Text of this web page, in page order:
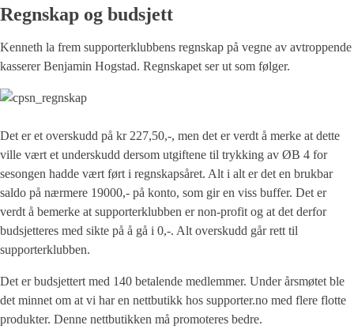
Regnskap og budsjett
Kenneth la frem supporterklubbens regnskap på vegne av avtroppende
kasserer Benjamin Hogstad. Regnskapet ser ut som følger.
Det er et overskudd på kr 227,50,-, men det er verdt å merke at dette
ville vært et underskudd dersom utgiftene til trykking av ØB 4 for
sesongen hadde vært ført i regnskapsåret. Alt i alt er det en brukbar
saldo på nærmere 19000,- på konto, som gir en viss buffer. Det er
verdt å bemerke at supporterklubben er non-profit og at det derfor
budsjetteres med sikte på å gå i 0,-. Alt overskudd går rett til
supporterklubben.
Det er budsjettert med 140 betalende medlemmer. Under årsmøtet ble
det minnet om at vi har en nettbutikk hos supporter.no med flere flotte
produkter. Denne nettbutikken må promoteres bedre.